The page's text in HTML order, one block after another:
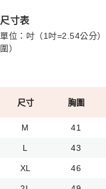
尺寸表
單位：吋（1吋=2.54公分
圍）
尺寸 胸圍
M 41
L 43
XL 46